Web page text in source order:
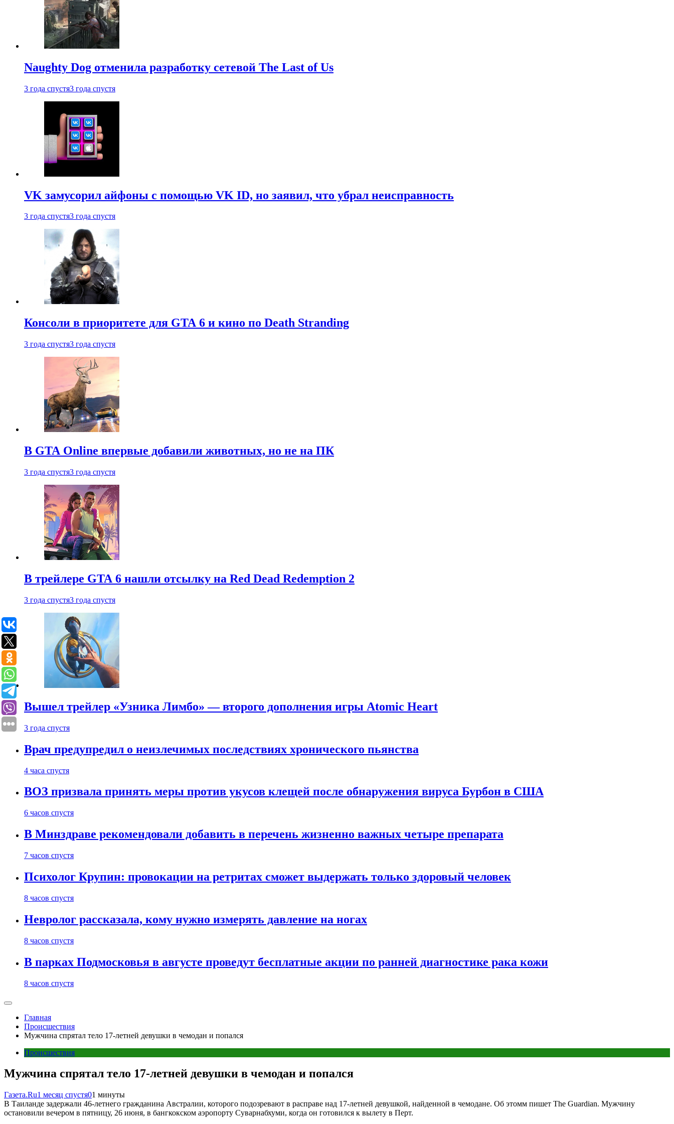
Naughty Dog отменила разработку сетевой The Last of Us
3 года спустя3 года спустя
VK замусорил айфоны с помощью VK ID, но заявил, что убрал неисправность
3 года спустя3 года спустя
Консоли в приоритете для GTA 6 и кино по Death Stranding
3 года спустя3 года спустя
В GTA Online впервые добавили животных, но не на ПК
3 года спустя3 года спустя
В трейлере GTA 6 нашли отсылку на Red Dead Redemption 2
3 года спустя3 года спустя
Вышел трейлер «Узника Лимбо» — второго дополнения игры Atomic Heart
3 года спустя
Врач предупредил о неизлечимых последствиях хронического пьянства
4 часа спустя
ВОЗ призвала принять меры против укусов клещей после обнаружения вируса Бурбон в США
6 часов спустя
В Минздраве рекомендовали добавить в перечень жизненно важных четыре препарата
7 часов спустя
Психолог Крупин: провокации на ретритах сможет выдержать только здоровый человек
8 часов спустя
Невролог рассказала, кому нужно измерять давление на ногах
8 часов спустя
В парках Подмосковья в августе проведут бесплатные акции по ранней диагностике рака кожи
8 часов спустя
Главная
Происшествия
Мужчина спрятал тело 17-летней девушки в чемодан и попался
Происшествия
Мужчина спрятал тело 17-летней девушки в чемодан и попался
Газета.Ru1 месяц спустя01 минуты
В Таиланде задержали 46-летнего гражданина Австралии, которого подозревают в расправе над 17-летней девушкой, найденной в чемодане. Об этомм пишет The Guardian. Мужчину
остановили вечером в пятницу, 26 июня, в бангкокском аэропорту Суварнабхуми, когда он готовился к вылету в Перт.